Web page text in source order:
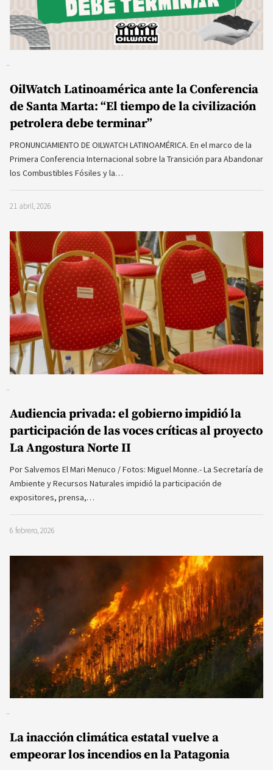
OilWatch Latinoamérica ante la Conferencia
de Santa Marta: “El tiempo de la civilización
petrolera debe terminar”
PRONUNCIAMIENTO DE OILWATCH LATINOAMÉRICA. En el marco de la
Primera Conferencia Internacional sobre la Transición para Abandonar
los Combustibles Fósiles y la…
21 abril, 2026
Audiencia privada: el gobierno impidió la
participación de las voces críticas al proyecto
La Angostura Norte II
Por Salvemos El Mari Menuco / Fotos: Miguel Monne.- La Secretaría de
Ambiente y Recursos Naturales impidió la participación de
expositores, prensa,…
6 febrero, 2026
La inacción climática estatal vuelve a
empeorar los incendios en la Patagonia